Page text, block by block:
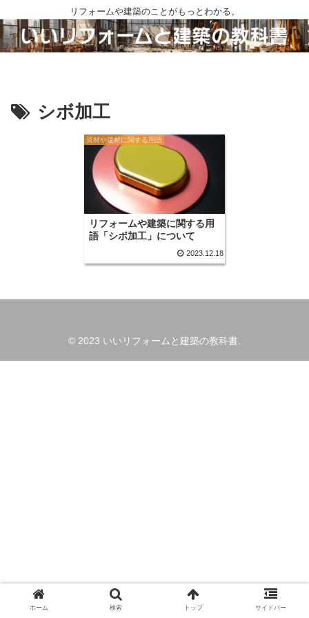
リフォームや建築のことがもっとわかる。
シボ加工
資材や建材に関する用語
リフォームや建築に関する用
語「シボ加工」について
2023.12.18
© 2023 いいリフォームと建築の教科書.
ホーム 検索 トップ サイドバー